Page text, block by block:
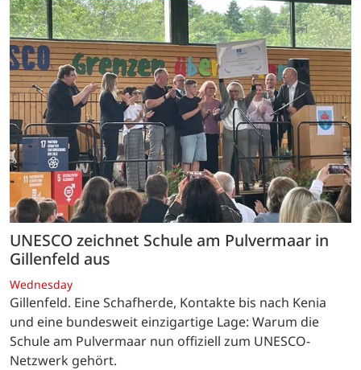
UNESCO zeichnet Schule am Pulvermaar in
Gillenfeld aus
Wednesday
Gillenfeld. Eine Schafherde, Kontakte bis nach Kenia
und eine bundesweit einzigartige Lage: Warum die
Schule am Pulvermaar nun offiziell zum UNESCO-
Netzwerk gehört.